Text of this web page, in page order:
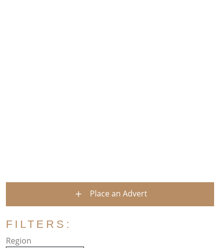
Place an Advert
FILTERS:
Region